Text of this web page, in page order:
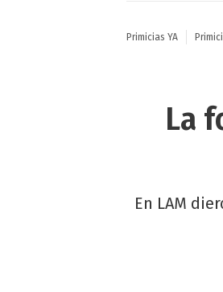
Primicias YA
La
En LAM